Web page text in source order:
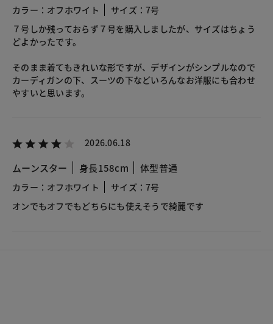
カラー：オフホワイト
サイズ：7号
７号しか残っておらず７号を購入しましたが、サイズはちょう
どよかったです。
そのまま着てもきれいな形ですが、デザインがシンプルなので
カーディガンの下、スーツの下などいろんなお洋服にも合わせ
やすいと思います。
2026.06.18
ムーンスター 身長158cm 体型普通
カラー：オフホワイト
サイズ：7号
オンでもオフでもどちらにも使えそうで綺麗です